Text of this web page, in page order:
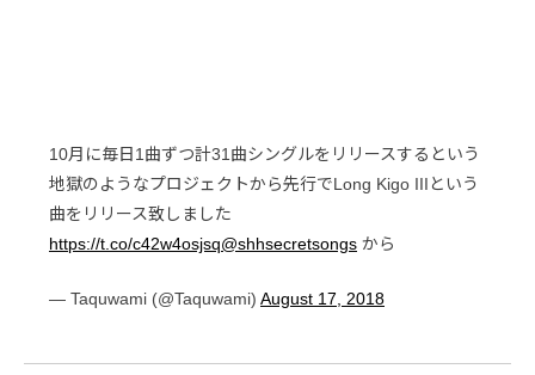
10月に毎日1曲ずつ計31曲シングルをリリースするという
地獄のようなプロジェクトから先行でLong Kigo IIIという
曲をリリース致しました
https://t.co/c42w4osjsq@shhsecretsongs から
— Taquwami (@Taquwami) August 17, 2018